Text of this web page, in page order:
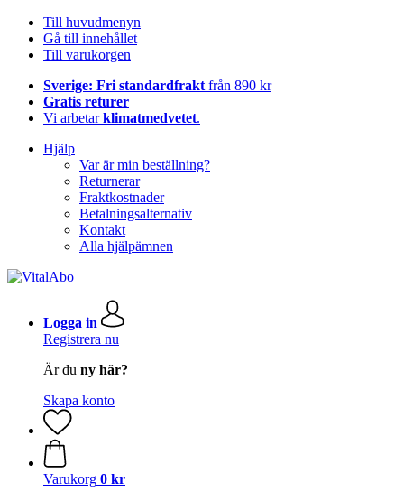
Till huvudmenyn
Gå till innehållet
Till varukorgen
Sverige: Fri standardfrakt från 890 kr
Gratis returer
Vi arbetarklimatmedvetet.
Hjälp
Var är min beställning?
Returnerar
Fraktkostnader
Betalningsalternativ
Kontakt
Alla hjälpämnen
Logga in
Registrera nu
Är du ny här?
Skapa konto
Varukorg 0 kr